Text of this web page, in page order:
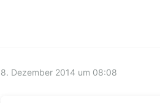
8. Dezember 2014 um 08:08